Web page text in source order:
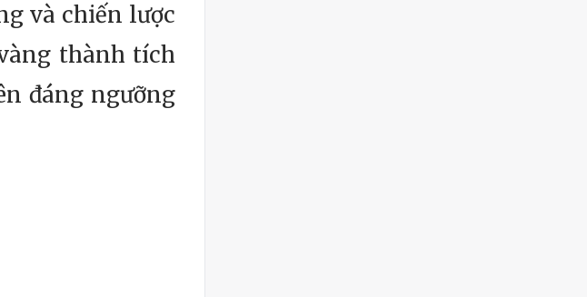
và chiến lược
thành tích
đáng ngưỡng